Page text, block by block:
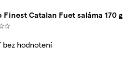
Finest Catalan Fuet saláma 170 g
bez hodnotení